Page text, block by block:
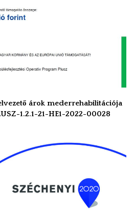
árok mederrehabilitációja
1.2.1-21-HE1-2022-00028